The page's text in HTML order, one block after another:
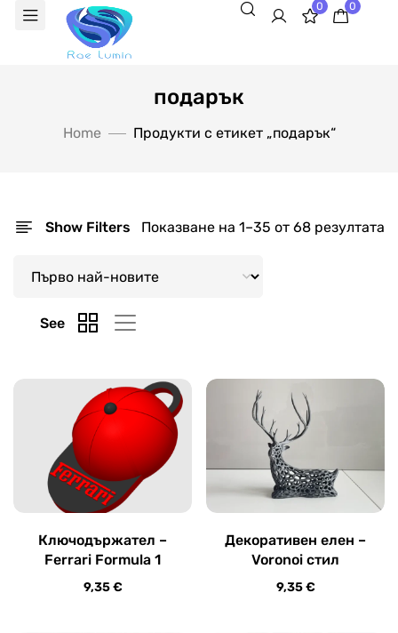
0 0
подарък
Home Продукти с етикет „подарък“
Show Filters Показване на 1–35 от 68 резултата
See
Ключодържател –
Ferrari Formula 1
9,35€
Декоративен елен –
Voronoi стил
9,35€